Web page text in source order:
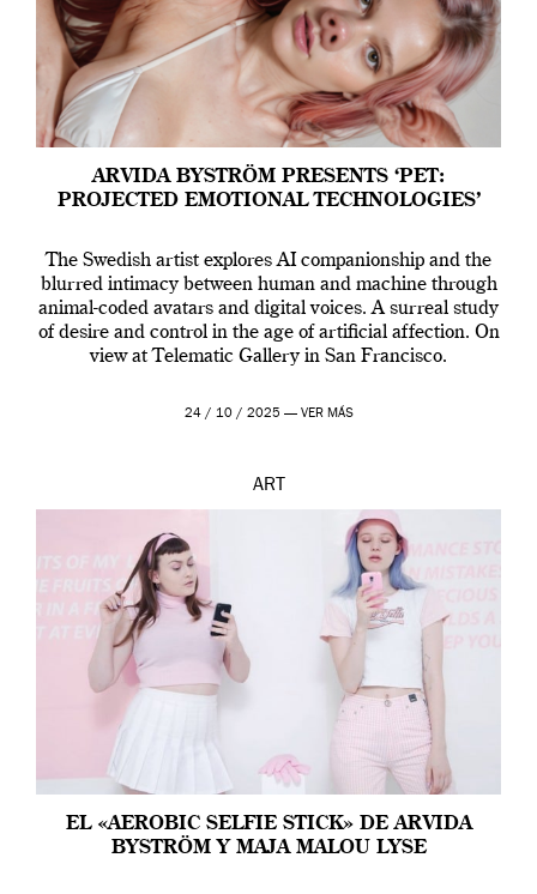
ARVIDA BYSTRÖM PRESENTS ‘PET:
PROJECTED EMOTIONAL TECHNOLOGIES’
The Swedish artist explores AI companionship and the
blurred intimacy between human and machine through
animal-coded avatars and digital voices. A surreal study
of desire and control in the age of artificial affection. On
view at Telematic Gallery in San Francisco.
24 / 10 / 2025 — VER MÁS
ART
EL «AEROBIC SELFIE STICK» DE ARVIDA
BYSTRÖM Y MAJA MALOU LYSE